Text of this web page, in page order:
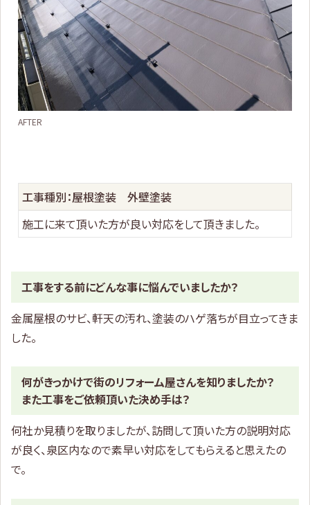
AFTER
工事種別：屋根塗装 外壁塗装
施工に来て頂いた方が良い対応をして頂きました。
工事をする前にどんな事に悩んでいましたか？
金属屋根のサビ、軒天の汚れ、塗装のハゲ落ちが目立ってきま
した。
何がきっかけで街のリフォーム屋さんを知りましたか？
また工事をご依頼頂いた決め手は？
何社か見積りを取りましたが、訪問して頂いた方の説明対応
が良く、泉区内なので素早い対応をしてもらえると思えたの
で。